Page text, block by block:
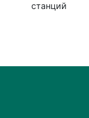
станций